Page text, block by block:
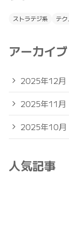
ストラテジ系 テ
アーカイブ
2025年12月
2025年11月
2025年10月
人気記事